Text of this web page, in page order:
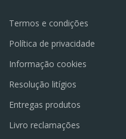
Termos e condições
Política de privacidade
Informação cookies
Resolução litígios
Entregas produtos
Livro reclamações